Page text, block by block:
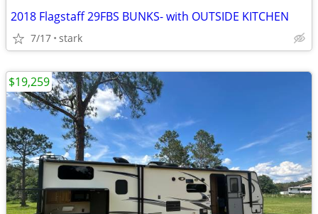
2018 Flagstaff 29FBS BUNKS- with OUTSIDE KITCHEN
7/17 stark
$19,259